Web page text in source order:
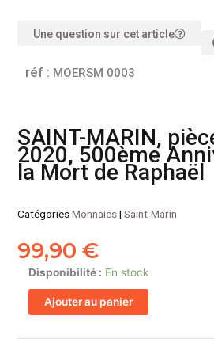
Une question sur cet article
réf : MOERSM 0003
SAINT-MARIN,
2020, 500ème
la Mort de Raphaël
CatégoriesMonnaies|Saint-Marin
99,90€
Disponibilité : En stock
quantité
de
SAINT-
pièce
Ajouter au panier